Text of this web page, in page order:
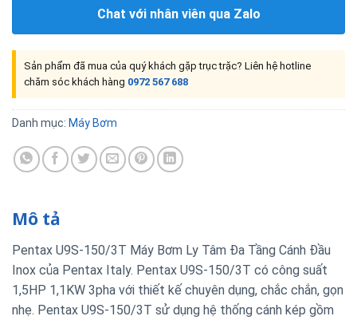
Chat với nhân viên qua Zalo
Sản phẩm đã mua của quý khách gặp trục trặc? Liên hệ hotline
chăm sóc khách hàng 0972 567 688
Danh mục: Máy Bơm
Mô tả
Pentax U9S-150/3T Máy Bơm Ly Tâm Đa Tầng Cánh Đầu
Inox của Pentax Italy. Pentax U9S-150/3T có công suất
1,5HP 1,1KW 3pha với thiết kế chuyên dụng, chắc chắn, gọn
nhẹ. Pentax U9S-150/3T sử dụng hệ thống cánh kép gồm